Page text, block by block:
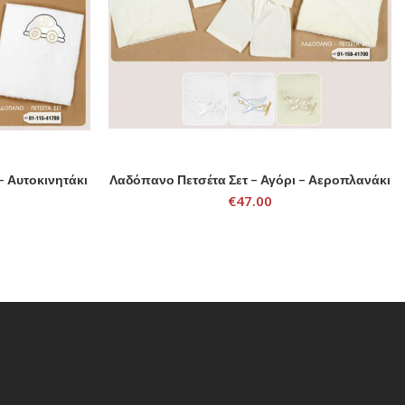
ADD TO CART
Λαδόπανο Πετσέτα Σετ – Αγόρι – Αεροπλανάκι
€47.00